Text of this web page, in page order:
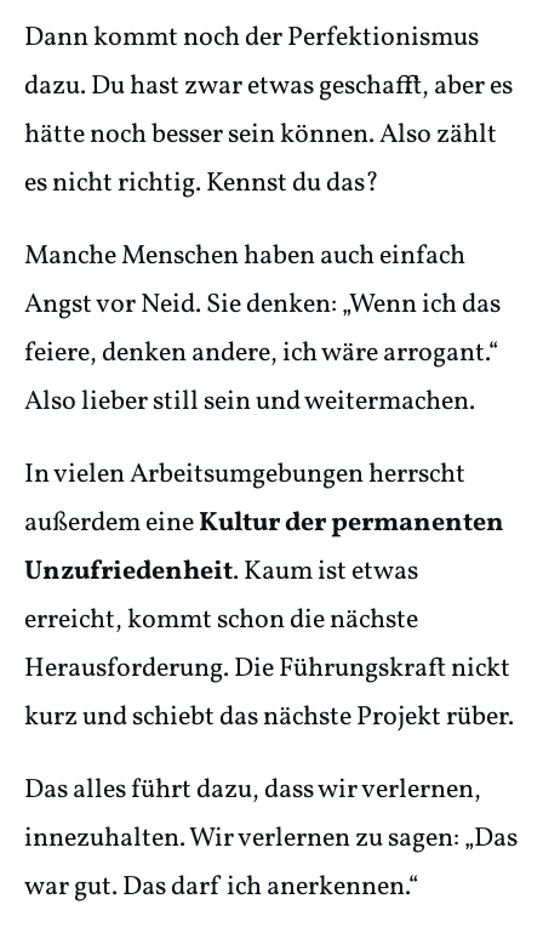
Dann kommt noch der Perfektionismus
dazu. Du hast zwar etwas geschafft, aber es
hätte noch besser sein können. Also zählt
es nicht richtig. Kennst du das?
Manche Menschen haben auch einfach
Angst vor Neid. Sie denken: „Wenn ich das
feiere, denken andere, ich wäre arrogant.“
Also lieber still sein und weitermachen.
In vielen Arbeitsumgebungen herrscht
außerdem eineKultur der permanenten
Unzufriedenheit. Kaum ist etwas
erreicht, kommt schon die nächste
Herausforderung. Die Führungskraft nickt
kurz und schiebt das nächste Projekt rüber.
Das alles führt dazu, dass wir verlernen,
innezuhalten. Wir verlernen zu sagen: „Das
war gut. Das darf ich anerkennen.“